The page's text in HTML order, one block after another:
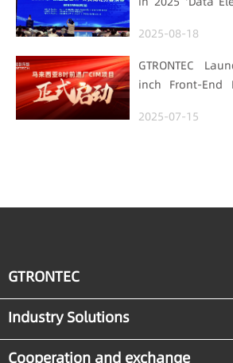
Manufacturing
2025-08-18
GTRONTEC
inch Front-End
Empowering
2025-07-15
GTRONTEC
Industry Solutions
Cooperation and exchange